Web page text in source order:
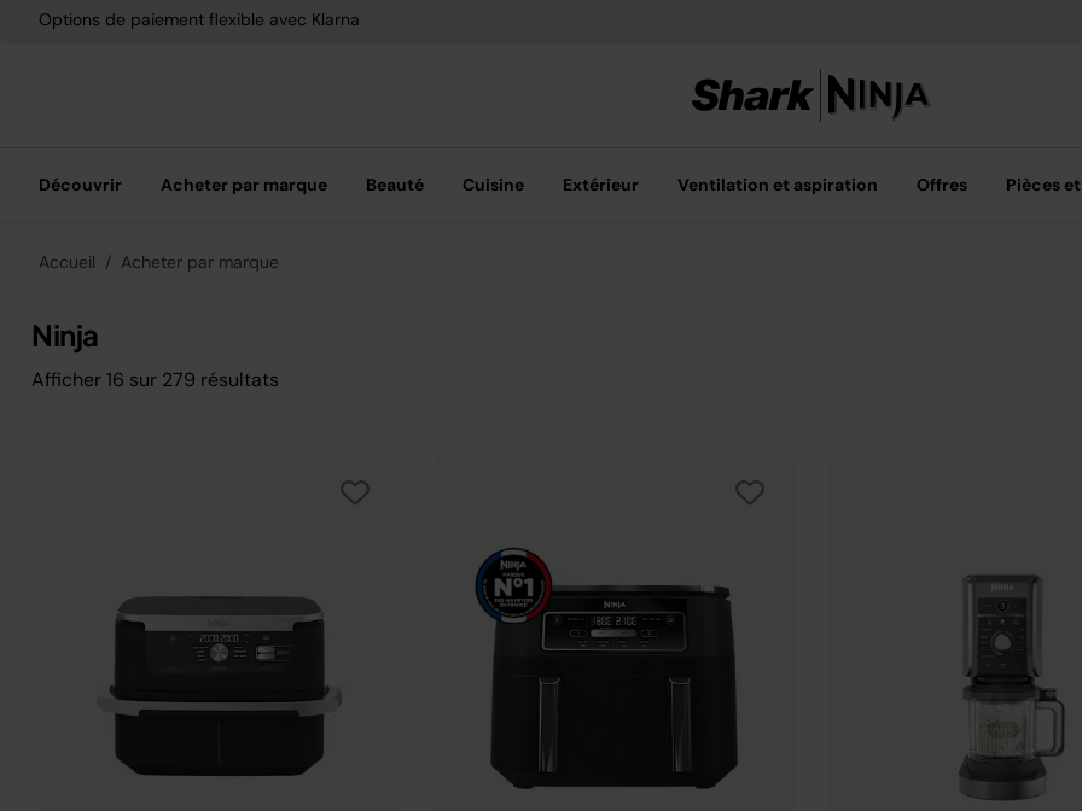
Options de paiement flexible avec Klarna Livraison
Découvrir Acheter par marque Beauté Cuisine Extérieur Ventilation et aspiration Offres Pièces
Accueil Acheter par marque
Ninja
Afficher 16 sur 279 résultats